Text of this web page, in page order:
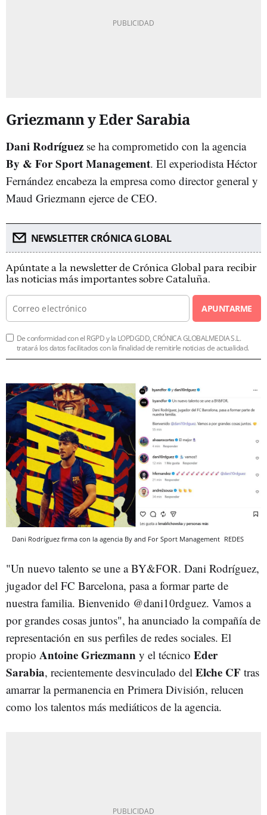
Griezmann y Eder Sarabia
Dani Rodríguez se ha comprometido con la agencia
By & For Sport Management. El experiodista Héctor
Fernández encabeza la empresa como director general y
Maud Griezmann ejerce de CEO.
NEWSLETTER CRÓNICA GLOBAL
Apúntate a la newsletter de Crónica Global para recibir
las noticias más importantes sobre Cataluña.
APUNTARME
De conformidad con el RGPD y la LOPDGDD, CRÓNICA GLOBALMEDIA S.L.
tratará los datos facilitados con la finalidad de remitirle noticias de actualidad.
Dani Rodríguez firma con la agencia By and For Sport Management REDES
"Un nuevo talento se une a BY&FOR. Dani Rodríguez,
jugador del FC Barcelona, pasa a formar parte de
nuestra familia. Bienvenido @dani10rdguez. Vamos a
por grandes cosas juntos", ha anunciado la compañía de
representación en sus perfiles de redes sociales. El
propio Antoine Griezmann y el técnico Eder
Sarabia, recientemente desvinculado del Elche CF tras
amarrar la permanencia en Primera División, relucen
como los talentos más mediáticos de la agencia.